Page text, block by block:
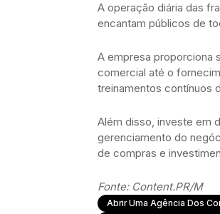
A operação diária das
encantam públicos de
A empresa proporciona
comercial até o
treinamentos contínuos
Além disso, investe em
gerenciamento do
de compras e
Fonte: Content.PR/M
Abrir Uma Agência Dos